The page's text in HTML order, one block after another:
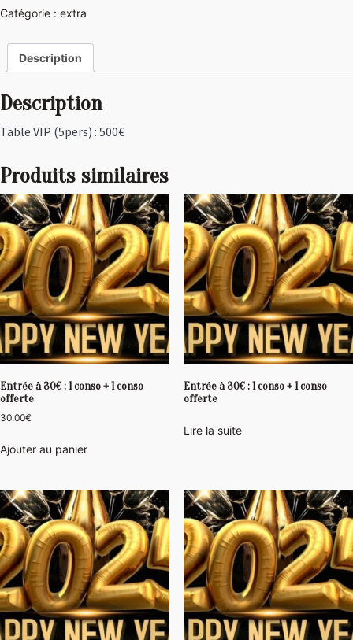
VIP
500€
Catégorie : extra
Description
Description
Table VIP (5pers) : 500€
Produits similaires
Entrée à 30€ : 1 conso + 1 conso
offerte
30.00€
Ajouter au panier
Entrée à 30€ : 1 conso + 1 conso
offerte
Lire la suite